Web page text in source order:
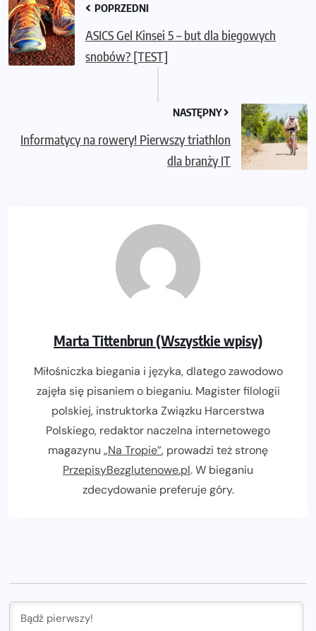
POPRZEDNI
ASICS Gel Kinsei 5 – but dla biegowych
snobów? [TEST]
NASTĘPNY
Informatycy na rowery! Pierwszy triathlon
dla branży IT
Marta Tittenbrun (Wszystkie wpisy)
Miłośniczka biegania i języka, dlatego zawodowo
zajęła się pisaniem o bieganiu. Magister filologii
polskiej, instruktorka Związku Harcerstwa
Polskiego, redaktor naczelna internetowego
magazynu „Na Tropie”, prowadzi też stronę
PrzepisyBezglutenowe.pl. W bieganiu
zdecydowanie preferuje góry.